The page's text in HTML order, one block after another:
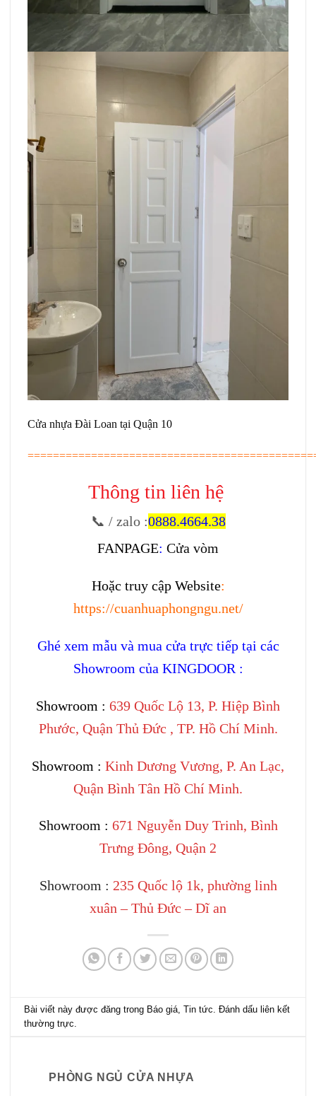
Cửa nhựa Đài Loan tại Quận 10
Thông tin liên hệ
📞 / zalo :0888.4664.38
FANPAGE: Cửa vòm
Hoặc truy cập Website:
https://cuanhuaphongngu.net/
Ghé xem mẫu và mua cửa trực tiếp tại các
Showroom của KINGDOOR :
Showroom : 639 Quốc Lộ 13, P. Hiệp Bình
Phước, Quận Thủ Đức , TP. Hồ Chí Minh.
Showroom : Kinh Dương Vương, P. An Lạc,
Quận Bình Tân Hồ Chí Minh.
Showroom : 671 Nguyễn Duy Trinh, Bình
Trưng Đông, Quận 2
Showroom : 235 Quốc lộ 1k, phường linh
xuân – Thủ Đức – Dĩ an
Bài viết này được đăng trong Báo giá ,Tin tức . Đánh dấuliên kết
thường trực
PHÒNG NGỦ CỬA NHỰA